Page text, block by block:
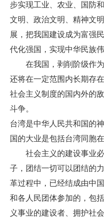
步实现工业、农业、国防
文明、政治文明、精神文
展，把我国建设成为富强
代化强国，实现中华民族伟
在我国，剥削阶级作
还将在一定范围内长期存
社会主义制度的国内外的
斗争。
台湾是中华人民共和国的
国的大业是包括台湾同胞
社会主义的建设事业
子，团结一切可以团结的
革过程中，已经结成由中
和各人民团体参加的，包
义事业的建设者、拥护社